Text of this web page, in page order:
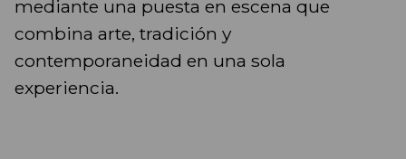
mediante una puesta en escena que
combina arte, tradición y
contemporaneidad en una sola
experiencia.